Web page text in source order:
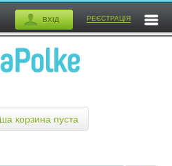
ВХІД РЕЄСТРАЦІЯ
корзина пуста